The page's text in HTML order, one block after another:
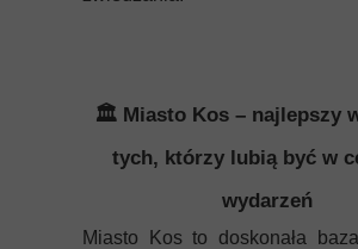
🏛️ Miasto Kos – najlepszy
tych, którzy lubią być w
wydarzeń
Miasto Kos to doskonała